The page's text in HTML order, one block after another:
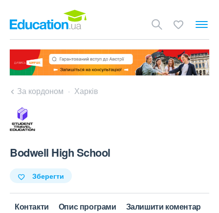
За кордоном Харків
Bodwell High School
Зберегти
Контакти Опис програми Залишити коментар